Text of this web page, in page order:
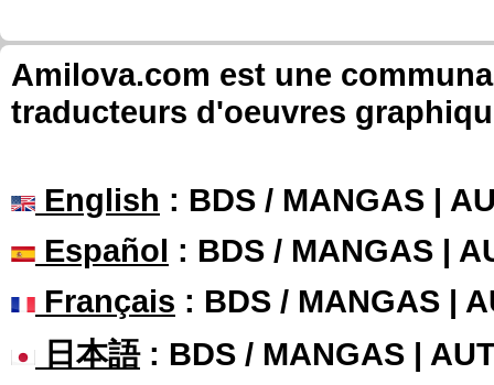
Amilova.com est une
traducteurs d'oeuvres
English : BDS / MANGAS |
Español : BDS / MANGAS |
Français : BDS / MANGAS |
日本語: BDS / MANGAS |